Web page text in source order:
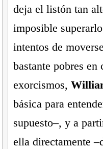
deja el listón tan
imposible
intentos de
bastante pobres
exorcismos,
básica para
supuesto–, y a
ella directamente